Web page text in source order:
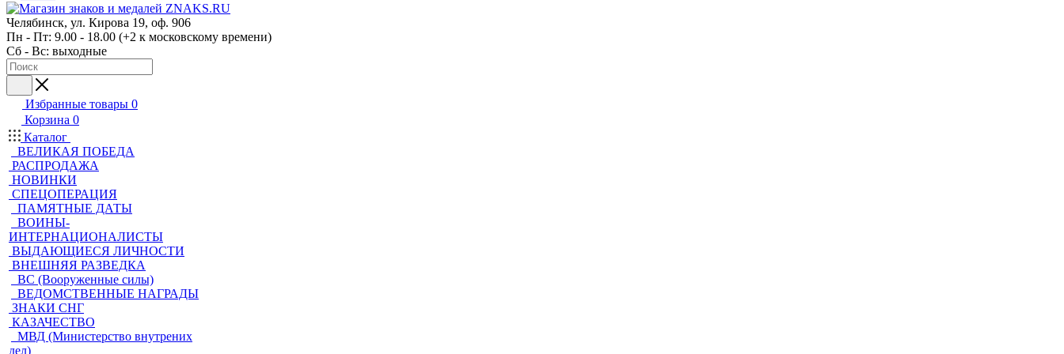
Челябинск, ул. Кирова 19, оф. 906
Пн - Пт: 9.00 - 18.00 (+2 к московскому времени)
Сб - Вс: выходные
Избранные товары 0
Корзина 0
Каталог
ВЕЛИКАЯ ПОБЕДА
РАСПРОДАЖА
НОВИНКИ
СПЕЦОПЕРАЦИЯ
ПАМЯТНЫЕ ДАТЫ
ВОИНЫ-
ИНТЕРНАЦИОНАЛИСТЫ
ВЫДАЮЩИЕСЯ ЛИЧНОСТИ
ВНЕШНЯЯ РАЗВЕДКА
ВС (Вооруженные силы)
ВЕДОМСТВЕННЫЕ НАГРАДЫ
ЗНАКИ СНГ
КАЗАЧЕСТВО
МВД (Министерство внутрених
дел)